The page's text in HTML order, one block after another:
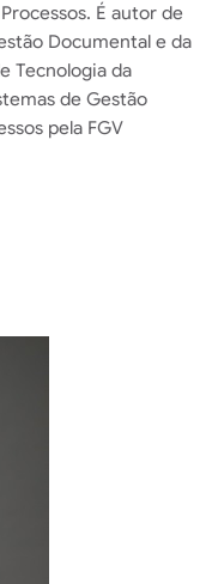
É autor de
Documental e da
Tecnologia da
de Gestão
pela FGV